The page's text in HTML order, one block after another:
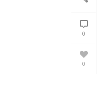
0
0